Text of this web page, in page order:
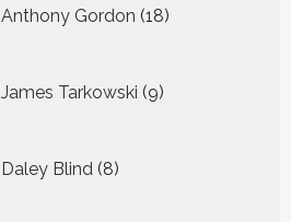
Anthony Gordon 18
producten
James Tarkowski 9
producten
Daley Blind 8
producten